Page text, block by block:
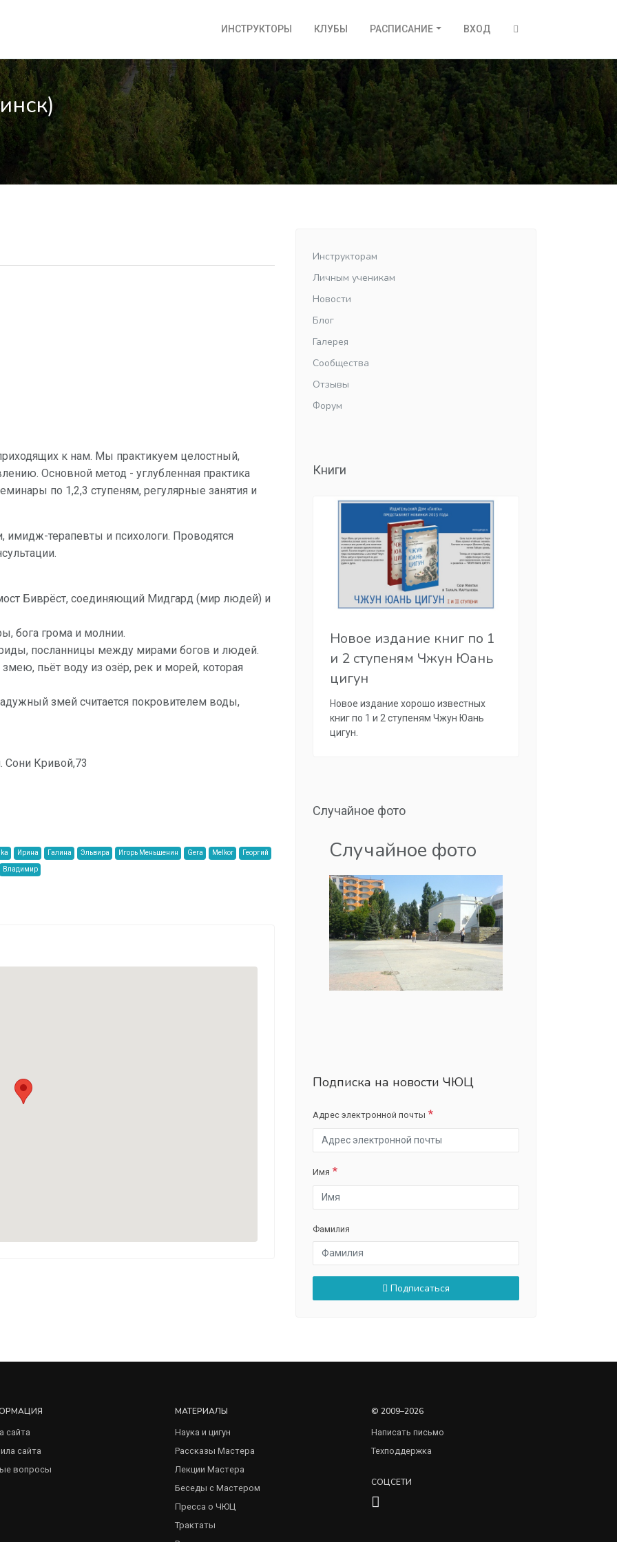
ИНСТРУКТОРЫ КЛУБЫ РАСПИСАНИЕ ВХОД
к нам. Мы практикуем целостный,
Основной метод - углубленная практика
по 1,2,3 ступеням, регулярные занятия и
имидж-терапевты и психологи. Проводятся
Биврёст, соединяющий Мидгард (мир людей) и
бога грома и молнии.
посланницы между мирами богов и людей.
пьёт воду из озёр, рек и морей, которая
змей считается покровителем воды,
Сони Кривой,73
Ирина Галина Эльвира Игорь Меньшенин Gera Melkor Георгий
Владимир
Инструкторам
Личным ученикам
Новости
Блог
Галерея
Сообщества
Отзывы
Форум
Книги
Новое издание книг по 1
и 2 ступеням Чжун Юань
цигун
Новое издание хорошо известных
книг по 1 и 2 ступеням Чжун Юань
цигун.
Случайное фото
Случайное фото
Подписка на новости ЧЮЦ
Адрес электронной почты
Имя
Фамилия
Подписаться
сайта
сайта
вопросы
МАТЕРИАЛЫ
Наука и цигун
Рассказы Мастера
Лекции Мастера
Беседы с Мастером
Пресса о ЧЮЦ
Трактаты
© 2009–2026
Написать письмо
Техподдержка
СОЦСЕТИ